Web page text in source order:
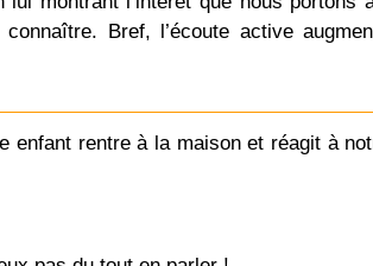
Bref, l’écoute active
enfant rentre à la maison et réagit à